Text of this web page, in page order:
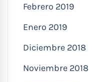
Febrero 2019
Enero 2019
Diciembre 2018
Noviembre 2018